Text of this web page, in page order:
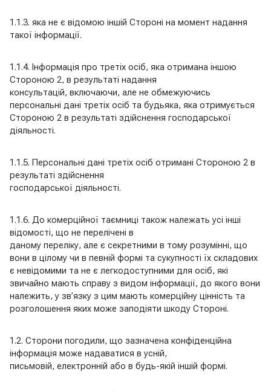
1.1.3. яка не є відомою іншій Стороні на момент надання
такої інформації.
1.1.4. Інформація про третіх осіб, яка отримана іншою
Стороною 2, в результаті надання
консультацій, включаючи, але не обмежуючись
персональні дані третіх осіб та будьяка, яка отримується
Стороною 2 в результаті здійснення господарської
діяльності.
1.1.5. Персональні дані третіх осіб отримані Стороною 2 в
результаті здійснення
господарської діяльності.
1.1.6. До комерційної таємниці також належать усі інші
відомості, що не перелічені в
даному переліку, але є секретними в тому розумінні, що
вони в цілому чи в певній формі та сукупності їх складових
є невідомими та не є легкодоступними для осіб, які
звичайно мають справу з видом інформації, до якого вони
належить, у зв’язку з цим мають комерційну цінність та
розголошення яких може заподіяти шкоду Стороні.
1.2. Сторони погодили, що зазначена конфіденційна
інформація може надаватися в усній,
письмовій, електронній або в будь-якій іншій формі.